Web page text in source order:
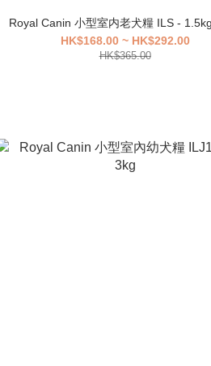
Royal Canin 小型室内老犬糧 ILS -
HK$168.00 ~ HK$292.00
HK$365.00